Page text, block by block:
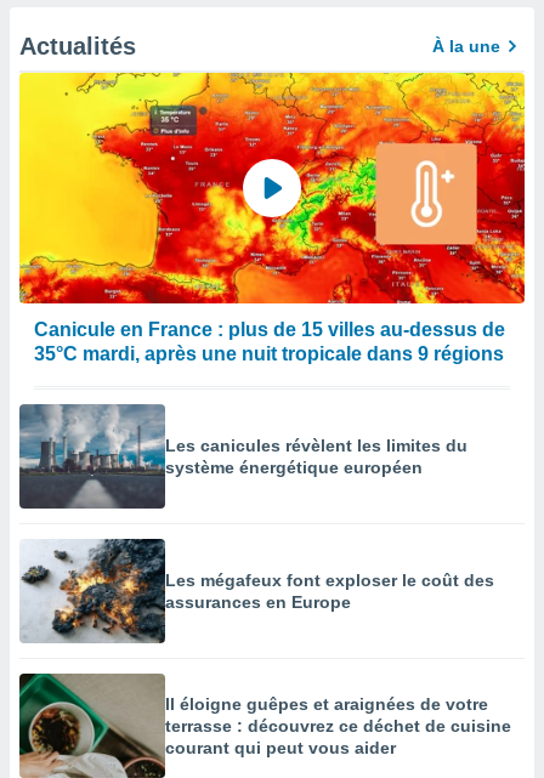
Actualités À la une
Canicule en France : plus de 15 villes au-dessus de
35°C mardi, après une nuit tropicale dans 9 régions
Les canicules révèlent les limites du
système énergétique européen
Les mégafeux font exploser le coût des
assurances en Europe
Il éloigne guêpes et araignées de votre
terrasse : découvrez ce déchet de cuisine
courant qui peut vous aider